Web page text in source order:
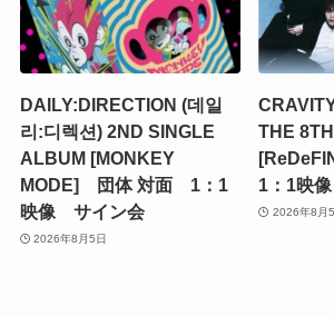
DAILY:DIRECTION (데일
리:디렉션) 2ND SINGLE
ALBUM [MONKEY
MODE] 団体 対面 1：1
映像 サイン会
2026年8月5日
THE
1：1映
2026年8月